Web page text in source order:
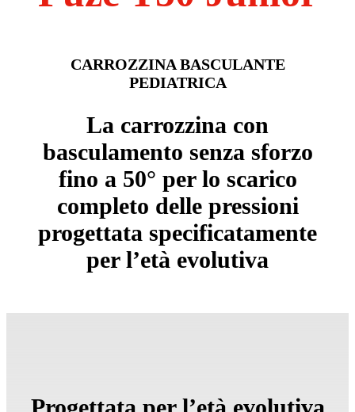
CARROZZINA BASCULANTE
PEDIATRICA
La carrozzina con
basculamento senza sforzo
fino a 50° per lo scarico
completo delle pressioni
progettata specificatamente
per l’età evolutiva